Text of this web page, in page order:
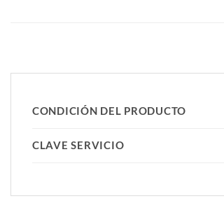
CONDICIÓN DEL PRODUCTO
CLAVE SERVICIO